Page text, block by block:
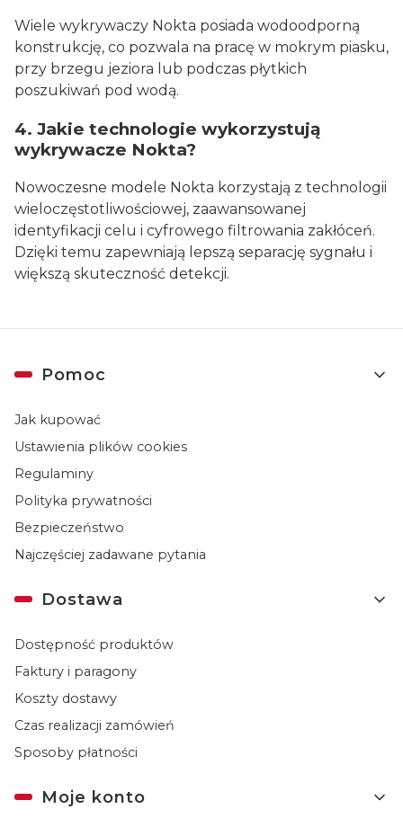
Wiele wykrywaczy Nokta posiada wodoodporną
konstrukcję, co pozwala na pracę w mokrym piasku,
przy brzegu jeziora lub podczas płytkich
poszukiwań pod wodą.
4. Jakie technologie wykorzystują
wykrywacze Nokta?
Nowoczesne modele Nokta korzystają z technologii
wieloczęstotliwościowej, zaawansowanej
identyfikacji celu i cyfrowego filtrowania zakłóceń.
Dzięki temu zapewniają lepszą separację sygnału i
większą skuteczność detekcji.
Linki w stopce
Pomoc
Jak kupować
Ustawienia plików cookies
Regulaminy
Polityka prywatności
Bezpieczeństwo
Najczęściej zadawane pytania
Dostawa
Dostępność produktów
Faktury i paragony
Koszty dostawy
Czas realizacji zamówień
Sposoby płatności
Moje konto